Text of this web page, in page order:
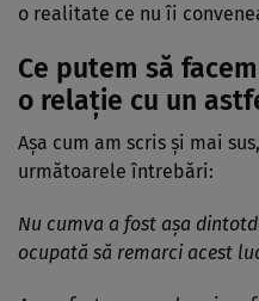
o realitate ce nu îi
Ce putem să
o relaţie cu un
Aşa cum am scris şi mai
următoarele întrebări:
Nu cumva a fost aşa
ocupată să remarci acest